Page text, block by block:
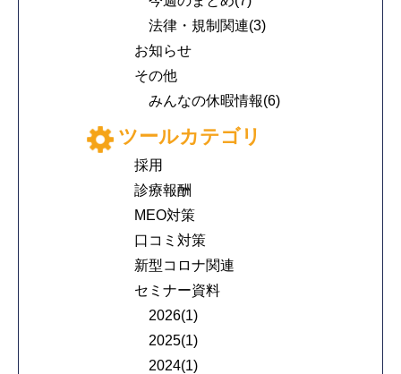
法律・規制関連(3)
お知らせ
その他
みんなの休暇情報(6)
ツールカテゴリ
採用
診療報酬
MEO対策
口コミ対策
新型コロナ関連
セミナー資料
2026(1)
2025(1)
2024(1)